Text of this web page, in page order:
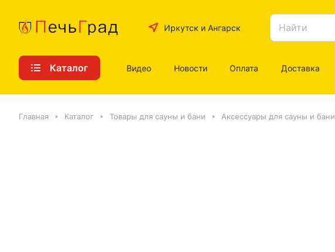
Иркутск и Ангарск
Каталог Видео Новости Оплата Доставка
Главная Каталог Товары для сауны и бани Аксессуары для сауны и бани